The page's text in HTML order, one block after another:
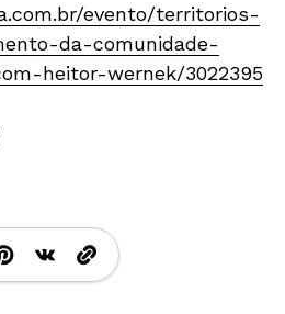
evento/territorios-
da-comunidade-
heitor-wernek/3022395